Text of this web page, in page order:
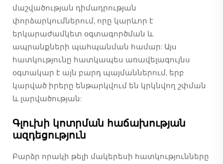
մաշվածության դիմադրության
փորձարկումներում, որը կարևոր է
երկարաժամկետ օգտագործման և
ապրանքների պահպանման համար: Այս
հատկությունը հատկապես առավելագույնս
օգտակար է այն բարդ պայմաններում, երբ
կարված իրերը ենթարկվում են կրկնվող շփման
և լարվածության:
Գլուխի կոտրման հաճախության
ազդեցություն
Բարձր որակի թելի մակերեսի հատկությունները